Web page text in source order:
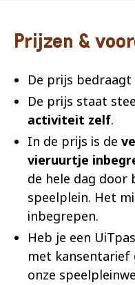
Prijzen &
De prijs bedraagt
De prijs staat
activiteit zelf.
In de prijs is de
vieruurtje
de hele dag door
speelplein. Het
inbegrepen.
Heb je een
met kansentarief
onze